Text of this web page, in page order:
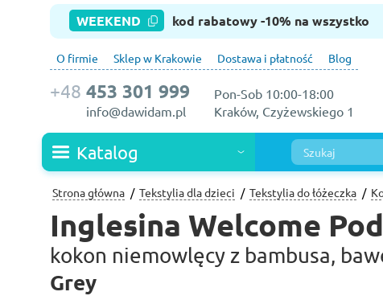
WEEKEND kod rabatowy -10% na wszystko
O firmie Sklep w Krakowie Dostawa i płatność Blog
Pon-Sob 10:00-18:00
Kraków, Czyżewskiego 1
+48 453 301 999
info@dawidam.pl
Katalog
Strona główna Tekstylia dla dzieci Tekstylia do łóżeczka
Inglesina Welcome Pod
kokon niemowlęcy z bambusa,
Grey